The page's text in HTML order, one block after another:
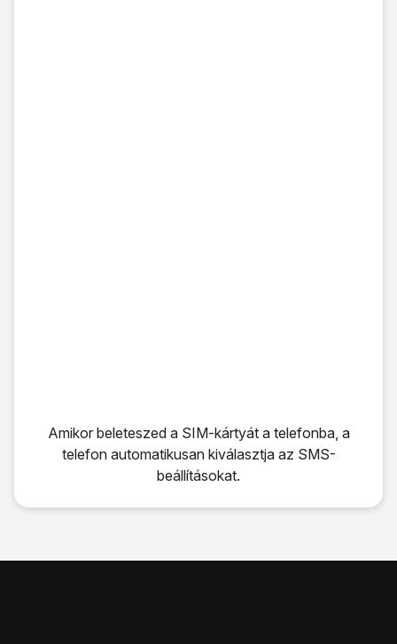
Amikor beleteszed a SIM-kártyát a telefonba, a
telefon automatikusan kiválasztja az SMS-
beállításokat.
Amikor beleteszed a SIM-kártyát a telefonba, a telefon